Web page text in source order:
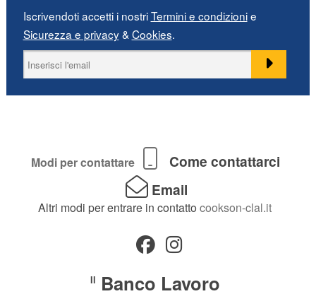
Iscrivendoti accetti i nostriTermini e condizionie
Sicurezza e privacy& Cookies.
Modi per contattare
Come contattarci
Email
Altri modi per entrare in contatto cookson-clal.it
Il Banco Lavoro